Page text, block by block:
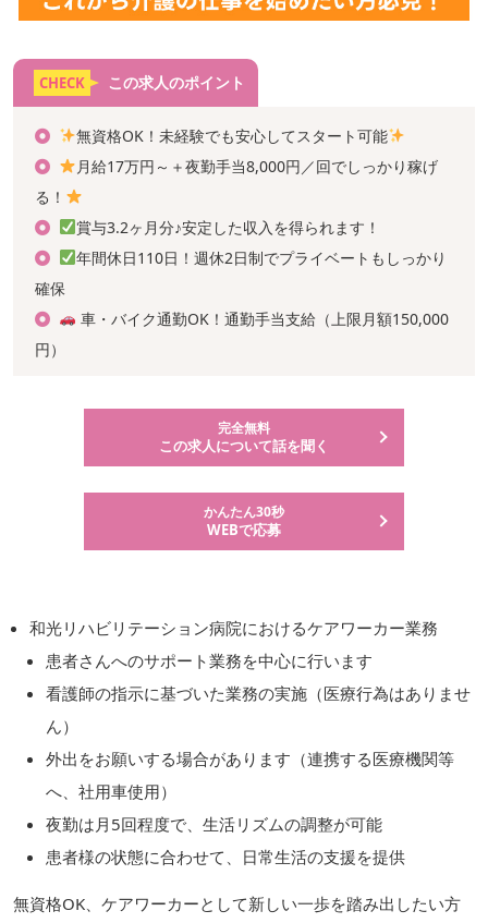
CHECK この求人のポイント
無資格OK！未経験でも安心してスタート可能
月給17万円～＋夜勤手当8,000円／回でしっかり稼げ
る！
賞与3.2ヶ月分♪安定した収入を得られます！
年間休日110日！週休2日制でプライベートもしっかり
確保
車・バイク通勤OK！通勤手当支給（上限月額150,000
円）
完全無料
この求人について話を聞く
かんたん30秒
WEBで応募
和光リハビリテーション病院におけるケアワーカー業務
患者さんへのサポート業務を中心に行います
看護師の指示に基づいた業務の実施（医療行為はありませ
ん）
外出をお願いする場合があります（連携する医療機関等
へ、社用車使用）
夜勤は月5回程度で、生活リズムの調整が可能
患者様の状態に合わせて、日常生活の支援を提供
無資格OK、ケアワーカーとして新しい一歩を踏み出したい方